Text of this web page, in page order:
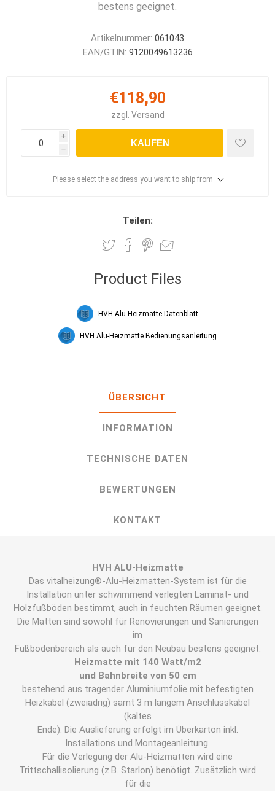
bestens geeignet.
Artikelnummer: 061043
EAN/GTIN: 9120049613236
€118,90
zzgl. Versand
i
h
KAUFEN
Please select the address you want to ship from
Teilen:
Product Files
HVH Alu-Heizmatte Datenblatt
HVH Alu-Heizmatte Bedienungsanleitung
ÜBERSICHT
INFORMATION
TECHNISCHE DATEN
BEWERTUNGEN
KONTAKT
HVH ALU-Heizmatte
Das vitalheizung®-Alu-Heizmatten-System ist für die
Installation unter schwimmend verlegten Laminat- und
Holzfußböden bestimmt, auch in feuchten Räumen geeignet.
Die Matten sind sowohl für Renovierungen und Sanierungen
im
Fußbodenbereich als auch für den Neubau bestens geeignet.
Heizmatte mit 140 Watt/m2
und Bahnbreite von 50 cm
bestehend aus tragender Aluminiumfolie mit befestigten
Heizkabel (zweiadrig) samt 3 m langem Anschlusskabel
(kaltes
Ende). Die Auslieferung erfolgt im Überkarton inkl.
Installations und Montageanleitung.
Für die Verlegung der Alu-Heizmatten wird eine
Trittschallisolierung (z.B. Starlon) benötigt. Zusätzlich wird
für die